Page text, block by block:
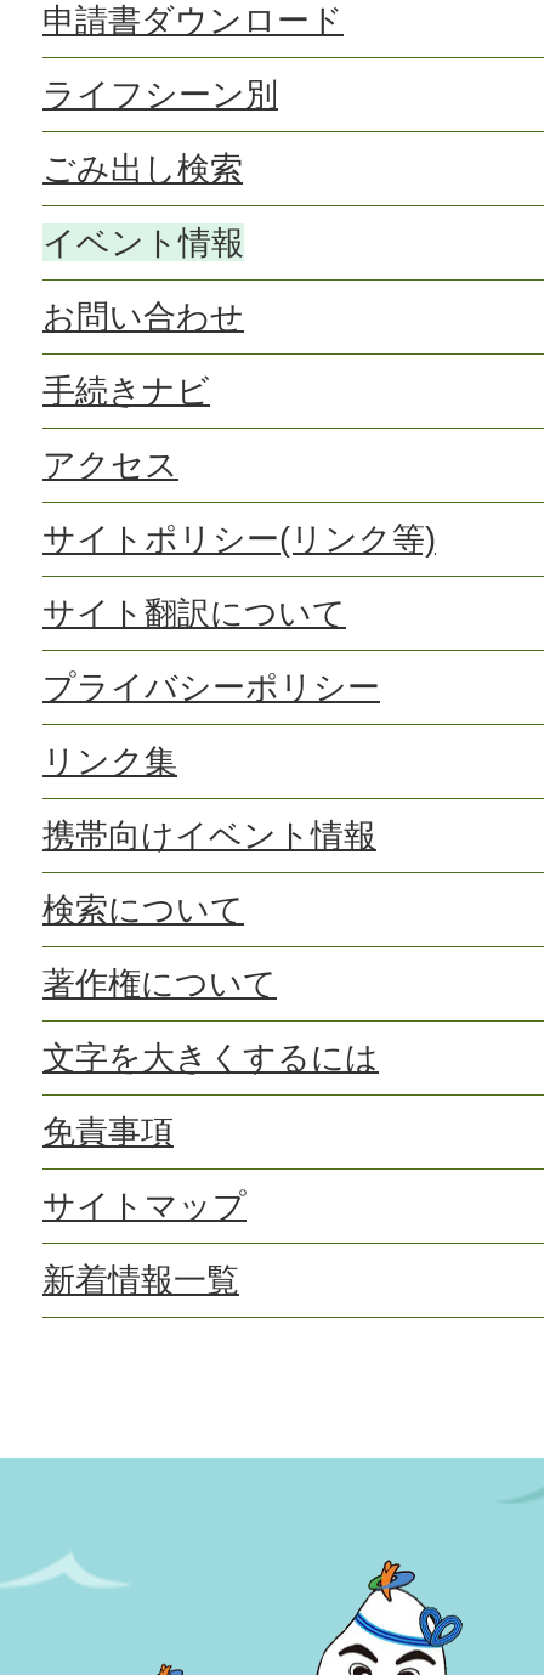
申請書ダウンロード
ライフシーン別
ごみ出し検索
イベント情報
お問い合わせ
手続きナビ
アクセス
サイトポリシー(リンク等)
サイト翻訳について
プライバシーポリシー
リンク集
携帯向けイベント情報
検索について
著作権について
文字を大きくするには
免責事項
サイトマップ
新着情報一覧